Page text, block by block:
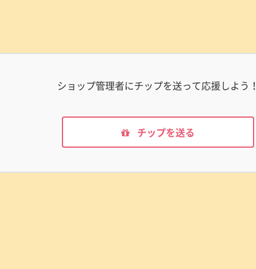
ショップ管理者にチップを送って応援しよう！
チップを送る